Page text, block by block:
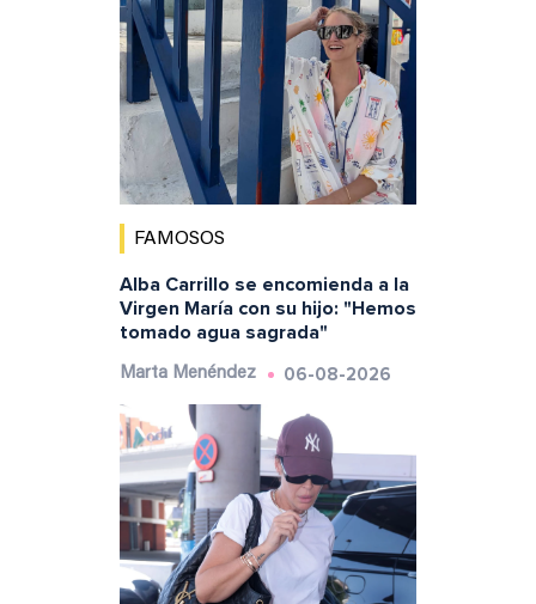
FAMOSOS
Alba Carrillo se encomienda a la
Virgen María con su hijo: "Hemos
tomado agua sagrada"
Marta Menéndez 06-08-2026